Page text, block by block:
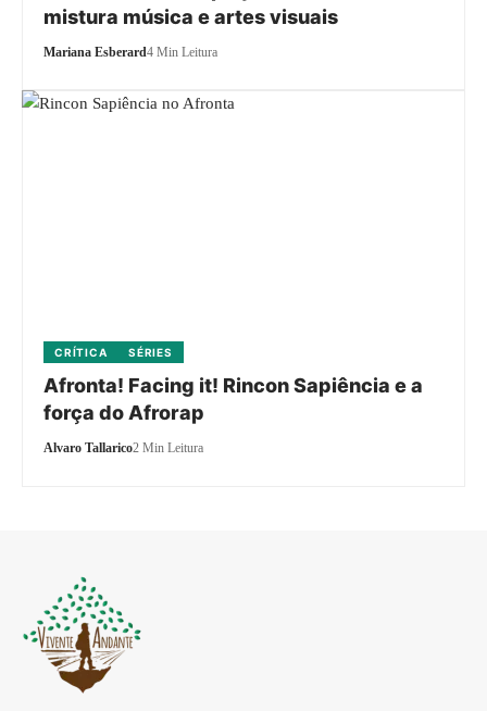
mistura música e artes visuais
Mariana Esberard4 Min Leitura
CRÍTICA SÉRIES
Afronta! Facing it! Rincon Sapiência e a
força do Afrorap
Alvaro Tallarico2 Min Leitura